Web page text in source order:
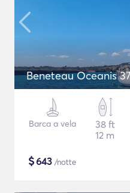
Beneteau Oceanis
Barca a vela
38 ft
12 m
$643 /notte